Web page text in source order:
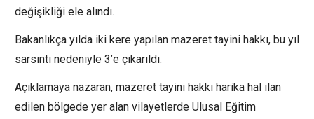
değişikliği ele alındı.
Bakanlıkça yılda iki kere yapılan mazeret tayini hakkı, bu yıl
sarsıntı nedeniyle 3’e çıkarıldı.
Açıklamaya nazaran, mazeret tayini hakkı harika hal ilan
edilen bölgede yer alan vilayetlerde Ulusal Eğitim